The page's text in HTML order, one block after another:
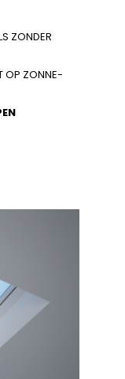
ZONDER
OP ZONNE-